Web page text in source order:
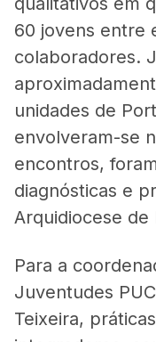
60 jovens entre
colaboradores.
unidades de
envolveram-se
encontros,
diagnósticas e
Arquidiocese
Para a
Juventudes
Teixeira,